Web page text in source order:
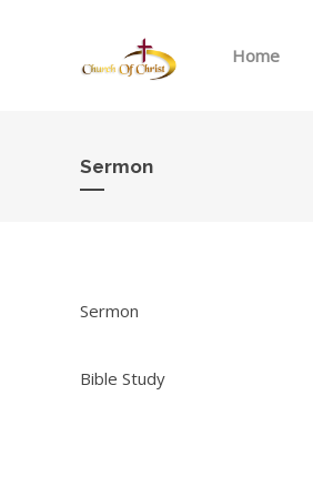
Home
Sermon
Sermon
Bible Study